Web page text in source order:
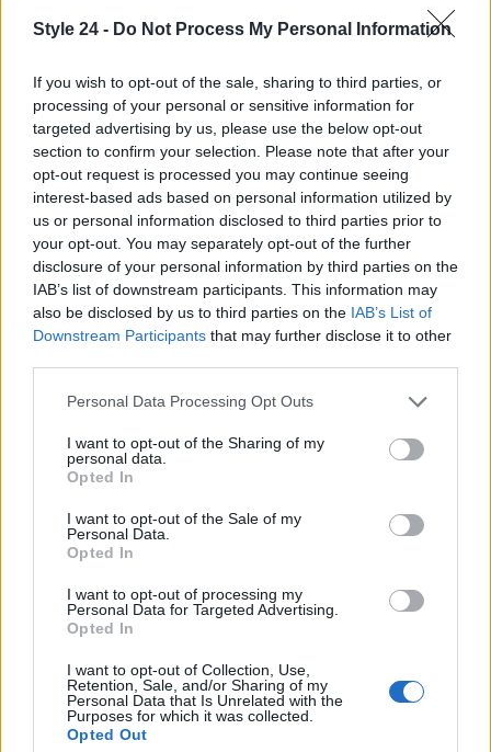
Style 24 - Do Not Process My Personal Information
If you wish to opt-out of the sale, sharing to third parties, or
processing of your personal or sensitive information for
targeted advertising by us, please use the below opt-out
section to confirm your selection. Please note that after your
opt-out request is processed you may continue seeing
interest-based ads based on personal information utilized by
us or personal information disclosed to third parties prior to
your opt-out. You may separately opt-out of the further
disclosure of your personal information by third parties on the
IAB’s list of downstream participants. This information may
also be disclosed by us to third parties on the IAB’s List of
Downstream Participants that may further disclose it to other
Please note that this website/app uses one or more Google
not limited to your visit or usage behaviour. You may click to
grant or deny consent to Google and its third-party tags to
use your data for below specified purposes in below Google
consent section.
Personal Data Processing Opt Outs
I want to opt-out of the Sharing of my
personal data.
Opted In
I want to opt-out of the Sale of my
Personal Data.
Opted In
I want to opt-out of processing my
Personal Data for Targeted Advertising.
Opted In
I want to opt-out of Collection, Use,
Retention, Sale, and/or Sharing of my
Personal Data that Is Unrelated with the
Purposes for which it was collected.
Opted Out
AUTORE
Staff
Continua a leggere
LIFESTYLE